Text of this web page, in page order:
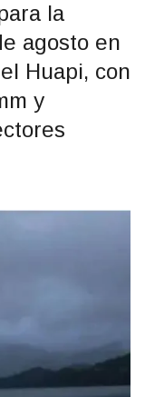
la
agosto en
Huapi, con
y